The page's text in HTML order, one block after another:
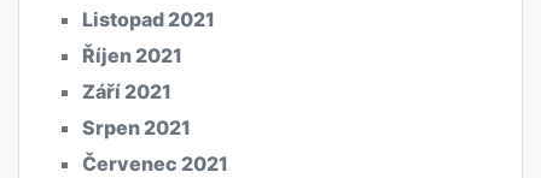
Listopad 2021
Říjen 2021
Září 2021
Srpen 2021
Červenec 2021